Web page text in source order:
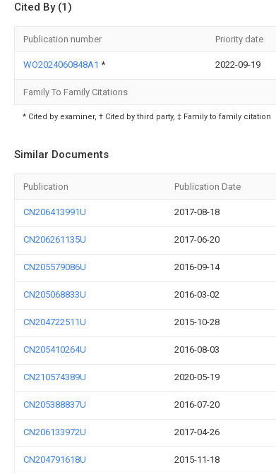
Cited By (1)
Publication number Priority date
WO2024060848A1 * 2022-09-19
Family To Family Citations
* Cited by examiner, † Cited by third party, ‡ Family to family citation
Similar Documents
Publication Publication Date
CN206413991U 2017-08-18
CN206261135U 2017-06-20
CN205579086U 2016-09-14
CN205068833U 2016-03-02
CN204722511U 2015-10-28
CN205410264U 2016-08-03
CN210574389U 2020-05-19
CN205388837U 2016-07-20
CN206133972U 2017-04-26
CN204791618U 2015-11-18